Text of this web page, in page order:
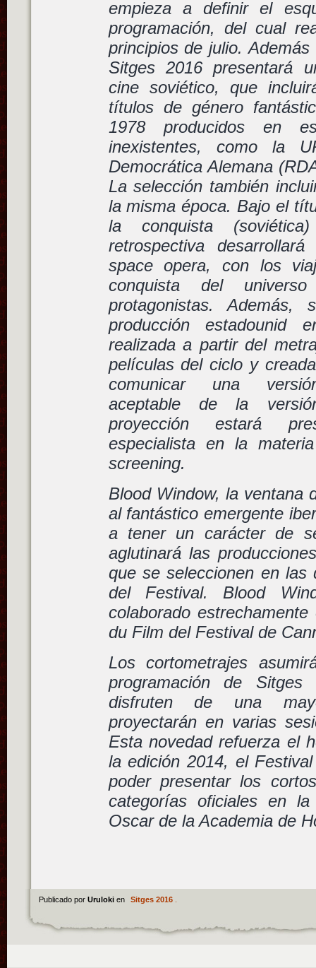
empieza a definir el
programación, del cual
principios de julio.
Sitges 2016 presentará
cine soviético, que
títulos de género
1978 producidos en
inexistentes, como la
Democrática Alemana
La selección también
la misma época. Bajo el
la conquista
retrospectiva
space opera, con los
conquista del
protagonistas. Además,
producción estadounid
realizada a partir del
películas del ciclo y
comunicar una
aceptable de la
proyección estará
especialista en la
screening.
Blood Window, la ventana
al fantástico emergente
a tener un carácter de
aglutinará las
que se seleccionen en las
del Festival. Blood
colaborado
du Film del Festival de
Los cortometrajes
programación de
disfruten de una
proyectarán en varias
Esta novedad refuerza el
la edición 2014, el
poder presentar los
categorías oficiales en
Oscar de la Academia de
Publicado por Uruloki en Sitges 2016.